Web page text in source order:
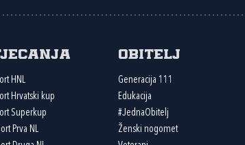
HNL
Hrvatski kup
Superkup
Prva NL
Obitelj
Generacija 111
Edukacija
#JednaObitelj
Ženski nogomet